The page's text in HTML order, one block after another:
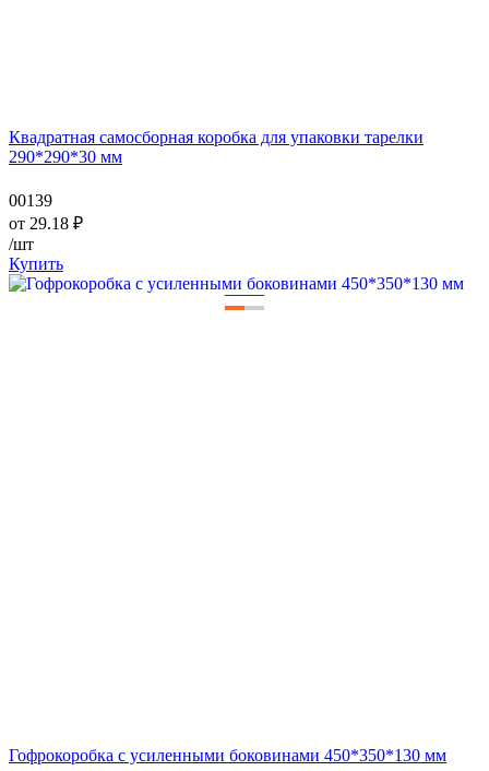
Квадратная самосборная коробка для упаковки тарелки
290*290*30 мм
00139
от 29.18 ₽
/шт
Купить
——
Гофрокоробка с усиленными боковинами 450*350*130 мм